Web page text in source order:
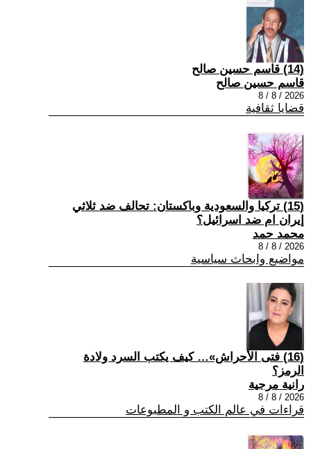
(14) قاسم حسين صالح
قاسم حسين صالح
2026 / 8 / 8
قضايا ثقافية
(15) تركيا والسعودية وباكستان: تحالف ضد ثلاثي
إيران ام ضد اسرائيل؟
محمد حمد
2026 / 8 / 8
مواضيع وابحاث سياسية
(16) فتى الأحراش»… كيف يكتب السرد ولادة
الرمز؟
رانية مرجية
2026 / 8 / 8
قراءات في عالم الكتب و المطبوعات